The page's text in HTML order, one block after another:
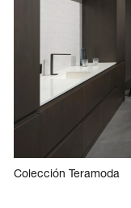
Colección Teramoda